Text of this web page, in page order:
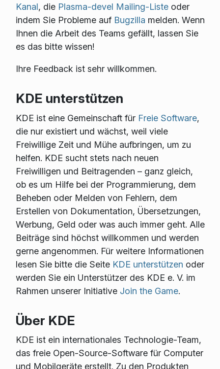
Kanal, die Plasma-devel Mailing-Listeoder
indem Sie Probleme auf Bugzilla melden. Wenn
Ihnen die Arbeit des Teams gefällt, lassen Sie
es das bitte wissen!
Ihre Feedback ist sehr willkommen.
KDE unterstützen
KDE ist eine Gemeinschaft für Freie Software,
die nur existiert und wächst, weil viele
Freiwillige Zeit und Mühe aufbringen, um zu
helfen. KDE sucht stets nach neuen
Freiwilligen und Beitragenden – ganz gleich,
ob es um Hilfe bei der Programmierung, dem
Beheben oder Melden von Fehlern, dem
Erstellen von Dokumentation, Übersetzungen,
Werbung, Geld oder was auch immer geht. Alle
Beiträge sind höchst willkommen und werden
gerne angenommen. Für weitere Informationen
lesen Sie bitte die Seite KDE unterstützen oder
werden Sie ein Unterstützer des KDE e. V. im
Rahmen unserer Initiative Join the Game.
Über KDE
KDE ist ein internationales Technologie-Team,
das freie Open-Source-Software für Computer
und Mobilgeräte erstellt. Zu den Produkten